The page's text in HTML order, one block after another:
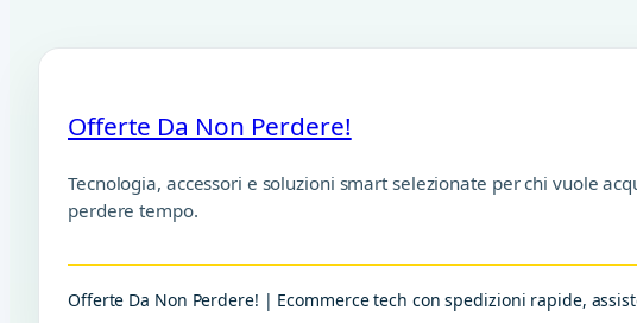
Offerte Da Non Perdere!
Tecnologia, accessori e soluzioni smart selezionate per chi vuole
perdere tempo.
Offerte Da Non Perdere! | Ecommerce tech con spedizioni rapide,